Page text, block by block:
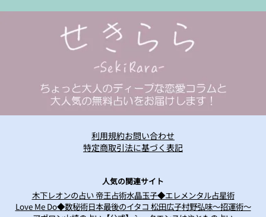
利用規約お問い合わせ
特定商取引法に基づく表記
人気の関連サイト
木下レオンの占い 帝王占術水晶玉子◆エレメンタル占星術
Love Me Do◆数秘術日本最後のイタコ 松田広子村野弘味～招運術～